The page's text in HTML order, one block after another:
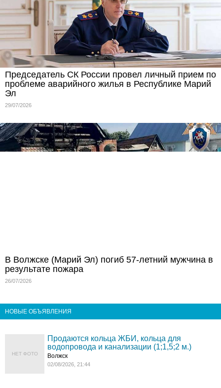
Председатель СК России провел личный прием по
проблеме аварийного жилья в Республике Марий
Эл
29/07/2026
В Волжске (Марий Эл) погиб 57-летний мужчина в
результате пожара
26/07/2026
НОВЫЕ ОБЪЯВЛЕНИЯ
НЕТ ФОТО
Продаются кольца ЖБИ, кольца для
водопровода и канализации (1;1,5;2 м.)
Волжск
02/08/2026, 21:44